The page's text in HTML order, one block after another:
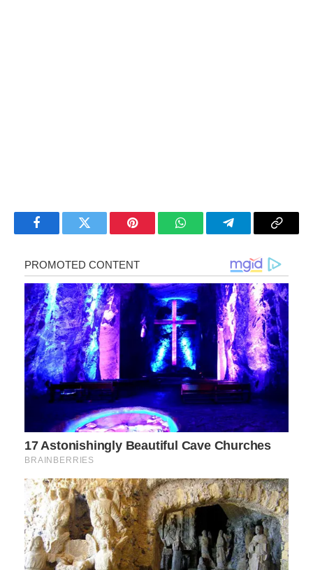
FacebookTwitter Pinterest WhatsAppTelegramCopy